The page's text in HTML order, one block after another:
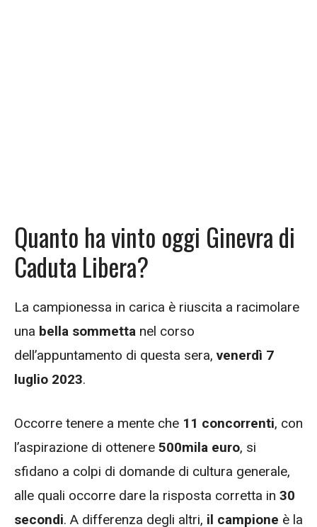
Quanto ha vinto oggi Ginevra di
Caduta Libera?
La campionessa in carica è riuscita a racimolare
una bella sommetta nel corso
dell’appuntamento di questa sera, venerdì 7
luglio 2023.
Occorre tenere a mente che 11 concorrenti, con
l’aspirazione di ottenere 500mila euro, si
sfidano a colpi di domande di cultura generale,
alle quali occorre dare la risposta corretta in 30
secondi. A differenza degli altri, il campione è la